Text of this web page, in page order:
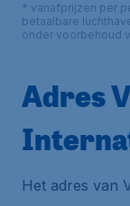
* vanafprijzen per
betaalbare
onder voorbehoud
Adres
Het adres van